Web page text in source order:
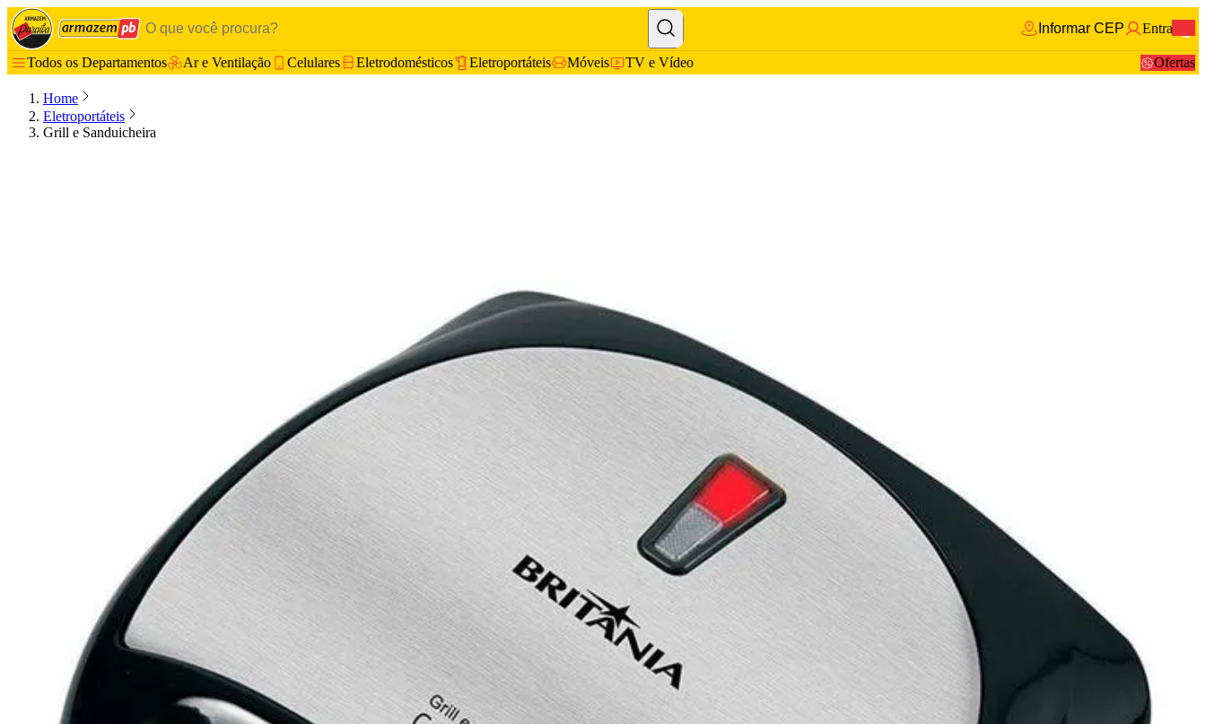
Informar CEP Entrar
Todos os Departamentos Ar e Ventilação Celulares Eletrodomésticos Eletroportáteis Móveis TV e Vídeo Ofertas
Home
Eletroportáteis
Grill e Sanduicheira